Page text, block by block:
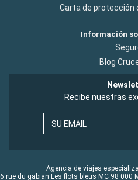
Carta de protección
Información
Blog
Recibe nuestras
SU EMAIL
Agencia de viajes
rue du gabian Les flots bleus MC 98 000